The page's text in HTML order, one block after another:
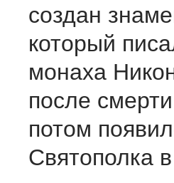
создан
который
монаха
после
потом
Святополка